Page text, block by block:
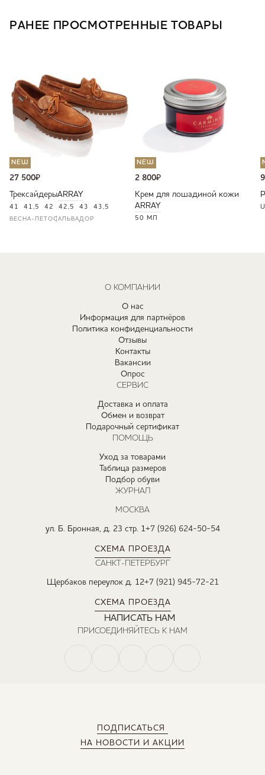
РАНЕЕ ПРОСМОТРЕННЫЕ ТОВАРЫ
NEW
27 500₽
ТрексайдерыARRAY
41 41,5 42 42,5 43 43,5
ВЕСНА-ЛЕТОСАЛЬВАДОР
NEW
2 800₽
Крем для лошадиной кожи
ARRAY
50 МЛ
ПОДПИСАТЬСЯ
НА НОВОСТИ И АКЦИИ
О КОМПАНИИ
О нас
Информация для партнёров
Политика конфиденциальности
Отзывы
Контакты
Вакансии
Опрос
СЕРВИС
Доставка и оплата
Обмен и возврат
Подарочный сертификат
ПОМОЩЬ
Уход за товарами
Таблица размеров
Подбор обуви
ЖУРНАЛ
МОСКВА
ул. Б. Бронная, д. 23 стр. 1+7 (926) 624-50-54
СХЕМА ПРОЕЗДА
САНКТ-ПЕТЕРБУРГ
Щербаков переулок д. 12+7 (921) 945-72-21
СХЕМА ПРОЕЗДА
НАПИСАТЬ НАМ
ПРИСОЕДИНЯЙТЕСЬ К НАМ